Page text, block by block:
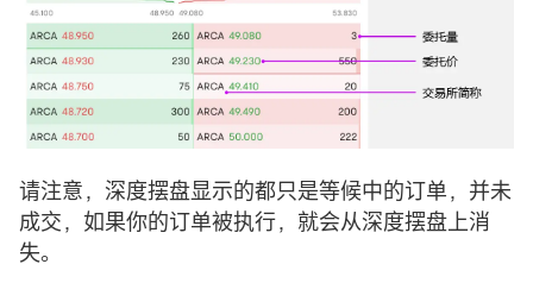
请注意，深度摆盘显示的都只是等候中的订单，并未
成交，如果你的订单被执行，就会从深度摆盘上消
失。